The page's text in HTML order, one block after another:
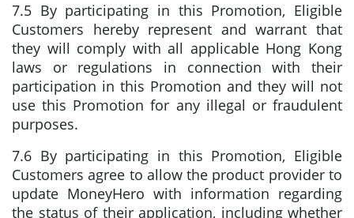
7.5 By participating in this Promotion, Eligible
Customers hereby represent and warrant that
they will comply with all applicable Hong Kong
laws or regulations in connection with their
participation in this Promotion and they will not
use this Promotion for any illegal or fraudulent
purposes.
7.6 By participating in this Promotion, Eligible
Customers agree to allow the product provider to
update MoneyHero with information regarding
the status of their application, including whether